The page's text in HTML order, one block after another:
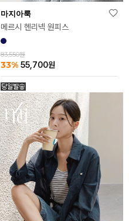
마지아룩
메르시 헨리넥 원피스
83,550원
33% 55,700원